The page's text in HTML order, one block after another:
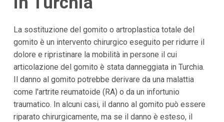
La sostituzione del gomito o artroplastica totale del
gomito è un intervento chirurgico eseguito per ridurre il
dolore e ripristinare la mobilità in persone il cui
articolazione del gomito è stata danneggiata in Turchia.
Il danno al gomito potrebbe derivare da una malattia
come l'artrite reumatoide (RA) o da un infortunio
traumatico. In alcuni casi, il danno al gomito può essere
riparato chirurgicamente, ma se il danno è esteso, il